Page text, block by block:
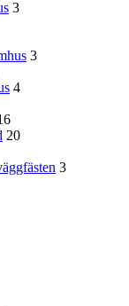
3
3
4
20
3